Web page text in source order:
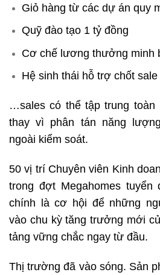
Giỏ hàng từ các dự án quy
Quỹ đào tạo 1 tỷ đồng
Cơ chế lương thưởng minh
Hệ sinh thái hỗ trợ chốt sale
…sales có thể tập trung toàn
thay vì phân tán năng
ngoài kiểm soát.
50 vị trí Chuyên viên Kinh
trong đợt Megahomes tuyển
chính là cơ hội để những
vào chu kỳ tăng trưởng mới
tảng vững chắc ngay từ đầu.
Thị trường đã vào sóng. Sản